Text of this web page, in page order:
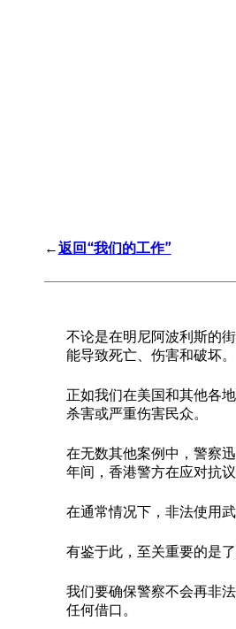
←返回“我们的工作”
不论是在明尼阿波利斯的
能导致死亡、伤害和破坏。
正如我们在美国和其他各
杀害或严重伤害民众。
在无数其他案例中，警察
年间，香港警方在应对抗
在通常情况下，非法使用
有鉴于此，至关重要的是
我们要确保警察不会再非
任何借口。